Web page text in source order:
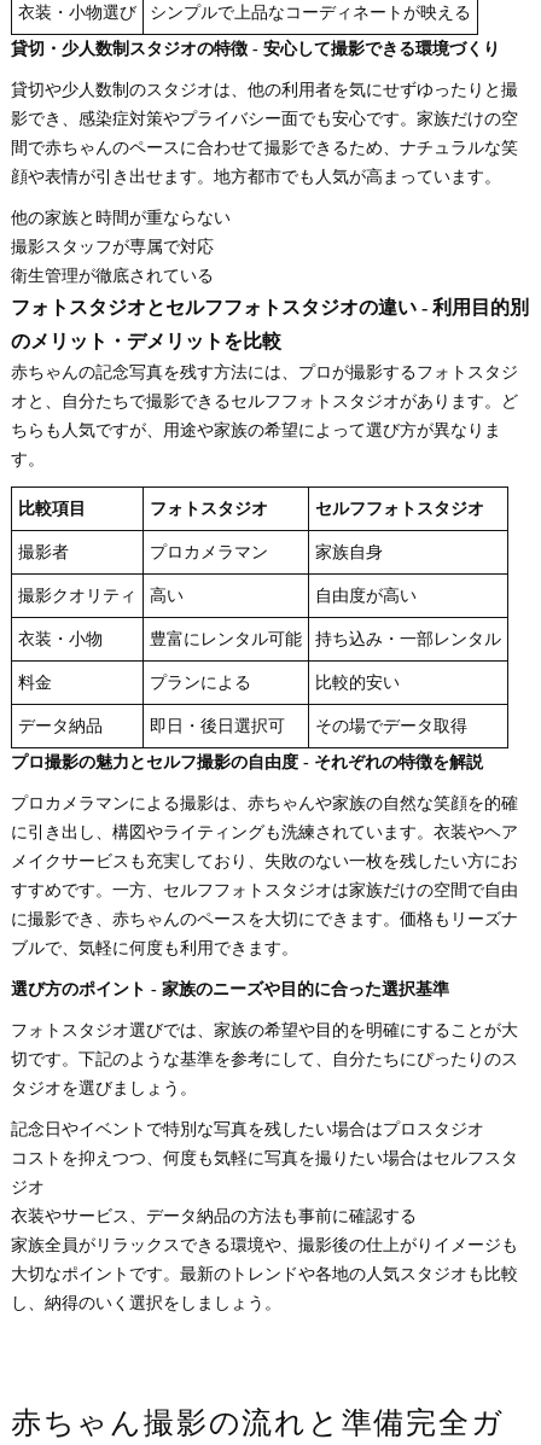
衣装・小物選び
シンプルで上品なコーディネートが映える
貸切・少人数制スタジオの特徴 - 安心して撮影できる環境づくり
貸切や少人数制のスタジオは、他の利用者を気にせずゆったりと撮
影でき、感染症対策やプライバシー面でも安心です。家族だけの空
間で赤ちゃんのペースに合わせて撮影できるため、ナチュラルな笑
顔や表情が引き出せます。地方都市でも人気が高まっています。
他の家族と時間が重ならない
撮影スタッフが専属で対応
衛生管理が徹底されている
フォトスタジオとセルフフォトスタジオの違い - 利用目的別
のメリット・デメリットを比較
赤ちゃんの記念写真を残す方法には、プロが撮影するフォトスタジ
オと、自分たちで撮影できるセルフフォトスタジオがあります。ど
ちらも人気ですが、用途や家族の希望によって選び方が異なりま
す。
比較項目 フォトスタジオ セルフフォトスタジオ
撮影者 プロカメラマン 家族自身
撮影クオリティ 高い 自由度が高い
衣装・小物 豊富にレンタル可能 持ち込み・一部レンタル
料金 プランによる 比較的安い
データ納品 即日・後日選択可
その場でデータ取得
プロ撮影の魅力とセルフ撮影の自由度 - それぞれの特徴を解説
プロカメラマンによる撮影は、赤ちゃんや家族の自然な笑顔を的確
に引き出し、構図やライティングも洗練されています。衣装やヘア
メイクサービスも充実しており、失敗のない一枚を残したい方にお
すすめです。一方、セルフフォトスタジオは家族だけの空間で自由
に撮影でき、赤ちゃんのペースを大切にできます。価格もリーズナ
ブルで、気軽に何度も利用できます。
選び方のポイント - 家族のニーズや目的に合った選択基準
フォトスタジオ選びでは、家族の希望や目的を明確にすることが大
切です。下記のような基準を参考にして、自分たちにぴったりのス
タジオを選びましょう。
記念日やイベントで特別な写真を残したい場合はプロスタジオ
コストを抑えつつ、何度も気軽に写真を撮りたい場合はセルフスタ
ジオ
衣装やサービス、データ納品の方法も事前に確認する
家族全員がリラックスできる環境や、撮影後の仕上がりイメージも
大切なポイントです。最新のトレンドや各地の人気スタジオも比較
し、納得のいく選択をしましょう。
赤ちゃん撮影の流れと準備完全ガ